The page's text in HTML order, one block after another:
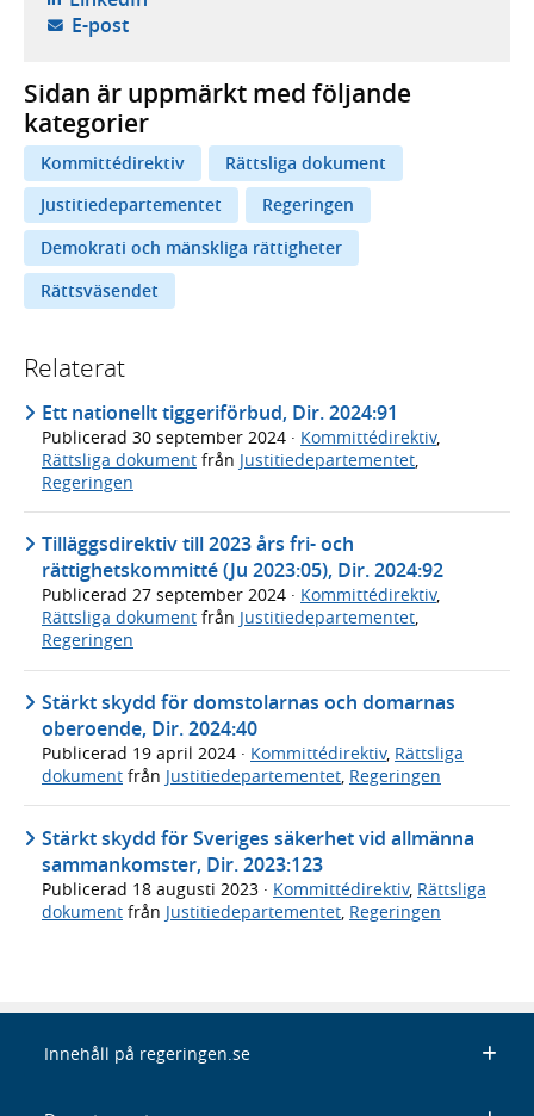
E-post- öppnar din e-postklient,
Sidan är uppmärkt med följande
kategorier
Kommittédirektiv
Rättsliga dokument
Justitiedepartementet
Regeringen
Demokrati och mänskliga rättigheter
Rättsväsendet
Relaterat
Ett nationellt tiggeriförbud, Dir. 2024:91
Publicerad 30 september 2024 · Kommittédirektiv,
Rättsliga dokument från Justitiedepartementet
Regeringen
Tilläggsdirektiv till 2023 års fri- och
rättighetskommitté (Ju 2023:05), Dir. 2024:92
Publicerad 27 september 2024 · Kommittédirektiv,
Rättsliga dokument från Justitiedepartementet,
Regeringen
Stärkt skydd för domstolarnas och domarnas
oberoende, Dir. 2024:40
Publicerad 19 april 2024 · Kommittédirektiv, Rättsliga
dokument från Justitiedepartementet, Regeringen
Stärkt skydd för Sveriges säkerhet vid allmänna
sammankomster, Dir. 2023:123
Publicerad 18 augusti 2023 · Kommittédirektiv, Rättsliga
dokument från Justitiedepartementet Regeringen
Innehåll på regeringen.se